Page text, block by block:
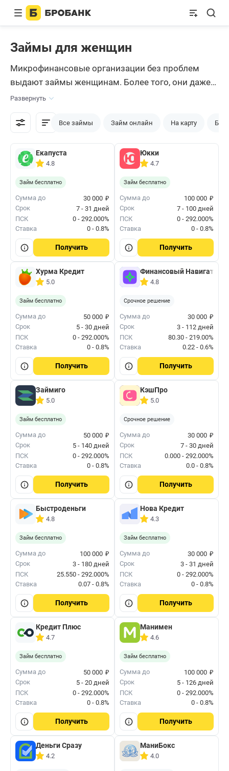
Займы для женщин
Микрофинансовые организации без проблем
выдают займы женщинам. Более того, они даже
набирают больше баллов на скоринге, так как
считаются более ответственными заемщиками.
На этой странице представлены МФО, в которых
цели. Все эти компании максимально лояльно
относятся к женщинам.
Развернуть
Все займы Займ онлайн На карту Без
Екапуста
4.8
Займ бесплатно
Сумма до 30 000 ₽
Срок
7 - 31 дней
ПСК
0 - 292.000%
Ставка
0 - 0.8%
Получить
Юкки
4.7
Займ бесплатно
Сумма до 100 000 ₽
Срок
7 - 100 дней
ПСК
0 - 292.000%
Ставка
0 - 0.8%
Получить
Хурма Кредит
5.0
Займ бесплатно
Сумма до 50 000 ₽
Срок
5 - 30 дней
ПСК
0 - 292.000%
Ставка
0 - 0.8%
Получить
Финансовый Навигатор
4.8
Срочное решение
Сумма до 30 000 ₽
Срок
3 - 112 дней
ПСК
80.30 - 219.00%
Ставка
0.22 - 0.6%
Получить
Займиго
5.0
Займ бесплатно
Сумма до 50 000 ₽
Срок
5 - 140 дней
ПСК
0 - 292.000%
Ставка
0 - 0.8%
Получить
КэшПро
5.0
Срочное решение
Сумма до 30 000 ₽
Срок
7 - 30 дней
ПСК
0.000 - 292.000%
Ставка
0.0 - 0.8%
Получить
Быстроденьги
4.8
Займ бесплатно
Сумма до 100 000 ₽
Срок
3 - 180 дней
ПСК
25.550 - 292.000%
Ставка
0.07 - 0.8%
Получить
Нова Кредит
4.3
Займ бесплатно
Сумма до 30 000 ₽
Срок
3 - 31 дней
ПСК
0 - 292.000%
Ставка
0 - 0.8%
Получить
Кредит Плюс
4.7
Займ бесплатно
Сумма до 50 000 ₽
Срок
5 - 20 дней
ПСК
0 - 292.000%
Ставка
0 - 0.8%
Получить
Манимен
4.6
Займ бесплатно
Сумма до 100 000 ₽
Срок
5 - 126 дней
ПСК
0 - 292.000%
Ставка
0 - 0.8%
Получить
Деньги Сразу
4.2
МаниБокс
4.0